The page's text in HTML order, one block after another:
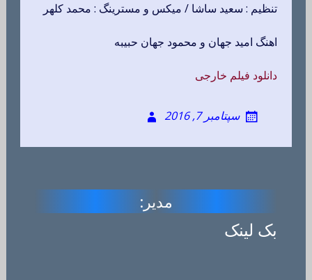
تنظیم : سعید ساشا / میکس و مسترینگ : محمد کلهر
اهنگ امید جهان و محمود جهان حبیبه
دانلود فیلم خارجی
سپتامبر 7, 2016
مدیر:
بک لینک